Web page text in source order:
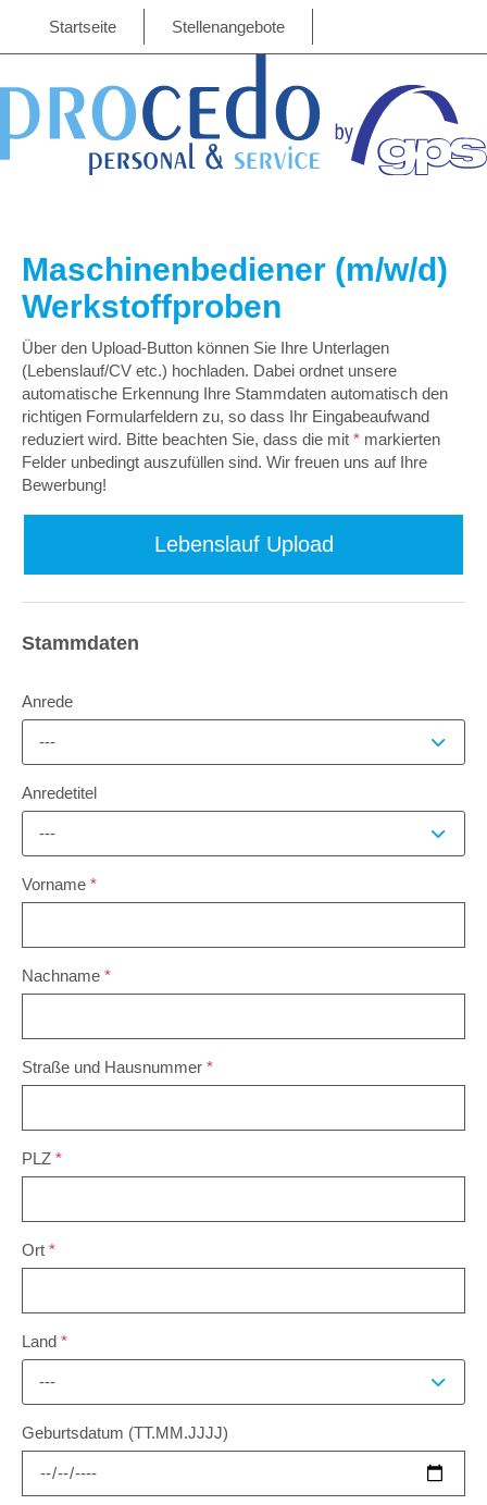
Startseite Stellenangebote
Maschinenbediener (m/w/d)
Werkstoffproben
Über den Upload-Button können Sie Ihre Unterlagen
(Lebenslauf/CV etc.) hochladen. Dabei ordnet unsere
automatische Erkennung Ihre Stammdaten automatisch den
richtigen Formularfeldern zu, so dass Ihr Eingabeaufwand
reduziert wird. Bitte beachten Sie, dass die mit * markierten
Felder unbedingt auszufüllen sind. Wir freuen uns auf Ihre
Bewerbung!
Lebenslauf Upload
Stammdaten
Anrede
---
Anredetitel
---
Vorname *
Nachname *
Straße und Hausnummer *
PLZ *
Ort *
Land *
---
Geburtsdatum (TT.MM.JJJJ)